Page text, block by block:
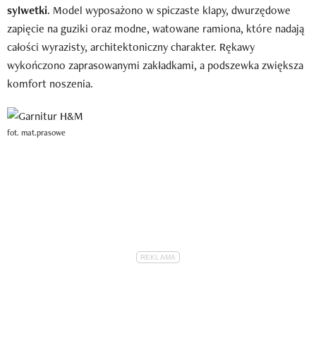
sylwetki. Model wyposażono w spiczaste klapy, dwurzędowe
zapięcie na guziki oraz modne, watowane ramiona, które nadają
całości wyrazisty, architektoniczny charakter. Rękawy
wykończono zaprasowanymi zakładkami, a podszewka zwiększa
komfort noszenia.
fot. mat.prasowe